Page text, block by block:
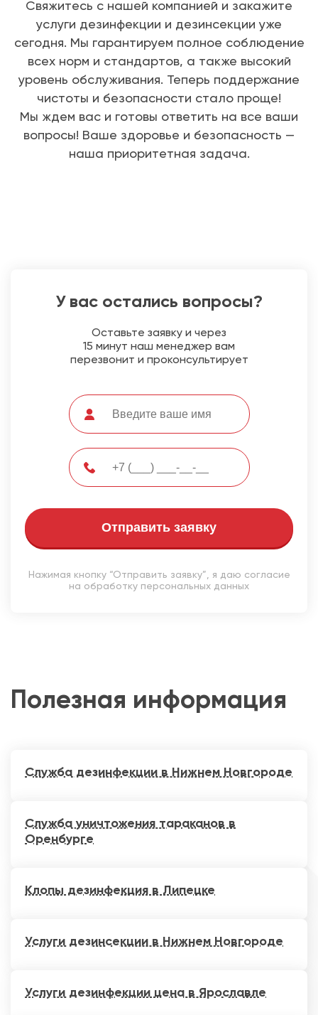
Свяжитесь с нашей компанией и закажите
услуги дезинфекции и дезинсекции уже
сегодня. Мы гарантируем полное соблюдение
всех норм и стандартов, а также высокий
уровень обслуживания. Теперь поддержание
чистоты и безопасности стало проще!
Мы ждем вас и готовы ответить на все ваши
вопросы! Ваше здоровье и безопасность —
наша приоритетная задача.
У вас остались вопросы?
Оставьте заявку и через
15 минут наш менеджер вам
перезвонит и проконсультирует
Отправить заявку
Нажимая кнопку “Отправить заявку”, я даю согласие
на обработку персональных данных
Полезная информация
Служба дезинфекции в Нижнем Новгороде
Служба уничтожения тараканов в
Оренбурге
Клопы дезинфекция в Липецке
Услуги дезинсекции в Нижнем Новгороде
Услуги дезинфекции цена в Ярославле